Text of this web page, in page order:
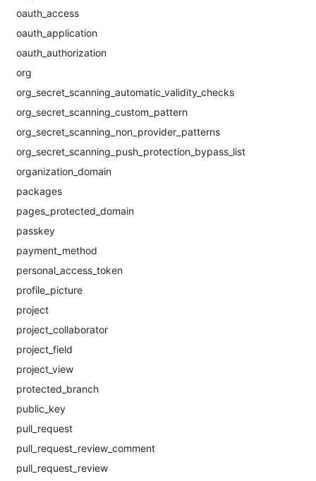
oauth_access
oauth_application
oauth_authorization
org
org_secret_scanning_automatic_validity_checks
org_secret_scanning_custom_pattern
org_secret_scanning_non_provider_patterns
org_secret_scanning_push_protection_bypass_list
organization_domain
packages
pages_protected_domain
passkey
payment_method
personal_access_token
profile_picture
project
project_collaborator
project_field
project_view
protected_branch
public_key
pull_request
pull_request_review_comment
pull_request_review